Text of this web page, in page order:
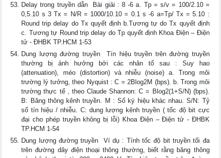
Delay trong truyền dẫn  Bài giải : 8 -6 a. Tp = s/v = 100/2.10 =
0,5.10 s 3 Tx = N/R = 1000/10.10 = 0.1 s -6 a=Tp/ Tx = 5.10 :
Round trip delay do Tx quyết định b.Tương tự do Tx quyết định
c. Tương tự Round trip delay do Tp quyết định Khoa Điện – Điện
tử - ĐHBK TP.HCM 1-53
Dung lượng đường truyền  Tín hiệu truyền trên đường truyền
thường bị ảnh hưởng bởi các nhân tố sau : Suy hao
(attenuation), méo (distortion) và nhiễu (noise) a. Trong môi
trường lý tưởng, theo Nyquist : C = 2Blog2M (bps). b. Trong môi
trường thực tế , theo Claude Shannon: C = Blog2(1+S/N) (bps).
B: Băng thông kênh truyền. M : Số ký hiệu khác nhau. S/N: Tỷ
số tín hiệu / nhiễu. C: dung lượng kênh truyền ( tốc độ bit cực
đại cho phép truyền không bị lỗi) Khoa Điện – Điện tử - ĐHBK
TP.HCM 1-54
Dung lượng đường truyền  Ví dụ : Tính tốc độ bit truyền tối đa
trên đường dây điện thoại thông thường, biết rằng băng thông